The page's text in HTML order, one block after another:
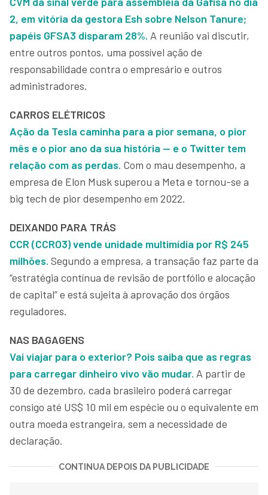
2, em vitória da gestora Esh sobre Nelson Tanure;
papéis GFSA3 disparam 28%. A reunião vai discutir,
entre outros pontos, uma possível ação de
responsabilidade contra o empresário e outros
administradores.
CARROS ELÉTRICOS
Ação da Tesla caminha para a pior semana, o pior
mês e o pior ano da sua história — e o Twitter tem
relação com as perdas. Com o mau desempenho, a
empresa de Elon Musk superou a Meta e tornou-se a
big tech de pior desempenho em 2022.
DEIXANDO PARA TRÁS
CCR (CCRO3) vende unidade multimídia por R$ 245
milhões. Segundo a empresa, a transação faz parte da
“estratégia contínua de revisão de portfólio e alocação
de capital” e está sujeita à aprovação dos órgãos
reguladores.
NAS BAGAGENS
Vai viajar para o exterior? Pois saiba que as regras
para carregar dinheiro vivo vão mudar. A partir de
30 de dezembro, cada brasileiro poderá carregar
consigo até US$ 10 mil em espécie ou o equivalente em
outra moeda estrangeira, sem a necessidade de
declaração.
CONTINUA DEPOIS DA PUBLICIDADE